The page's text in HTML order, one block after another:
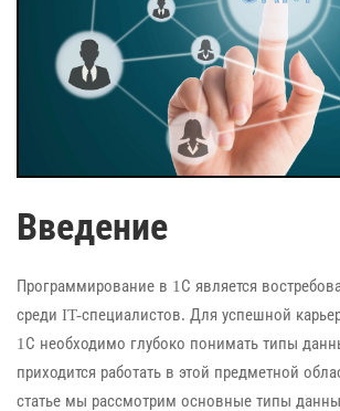
Введение
Программирование в 1С является
среди IT-специалистов. Для успешной
1С необходимо глубоко понимать типы
приходится работать в этой предметной
статье мы рассмотрим основные типы